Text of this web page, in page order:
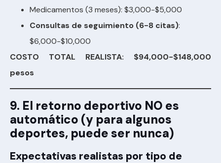
Medicamentos (3 meses): $3,000-$5,000
Consultas de seguimiento (6-8 citas):
$6,000-$10,000
COSTO TOTAL REALISTA: $94,000-$148,000
pesos
9. El retorno deportivo NO es
automático (y para algunos
deportes, puede ser nunca)
Expectativas realistas por tipo de